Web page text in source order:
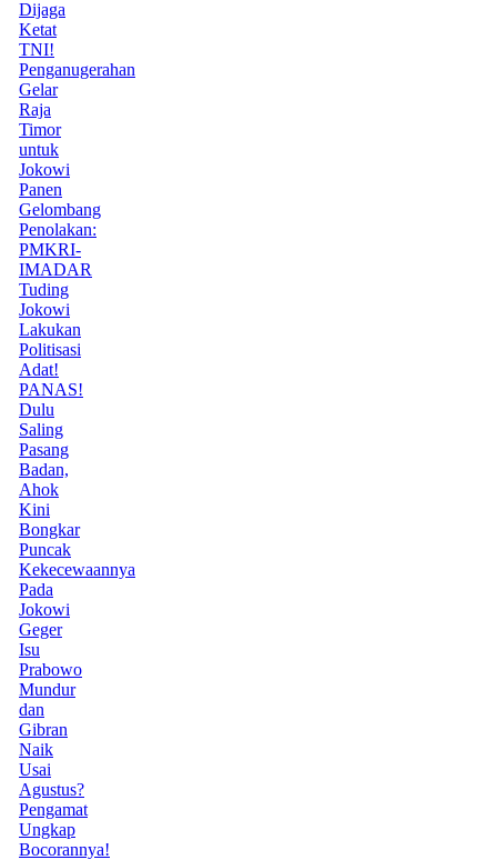
Dijaga
Ketat
TNI!
Penganugerahan
Gelar
Raja
Timor
untuk
Jokowi
Panen
Gelombang
Penolakan:
PMKRI-
IMADAR
Tuding
Jokowi
Lakukan
Politisasi
Adat!
PANAS!
Dulu
Saling
Pasang
Badan,
Ahok
Kini
Bongkar
Puncak
Kekecewaannya
Pada
Jokowi
Geger
Isu
Prabowo
Mundur
dan
Gibran
Naik
Usai
Agustus?
Pengamat
Ungkap
Bocorannya!